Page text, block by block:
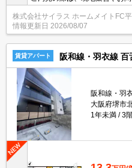
です♪初期費用のご予算が心配
能ですのでご安心してお部屋
株式会社サイラス ホームメイトFC
情報更新日 2026/08/07
賃貸アパート 阪和線・羽衣線
阪和線・羽
大阪府堺市
1年未満
3